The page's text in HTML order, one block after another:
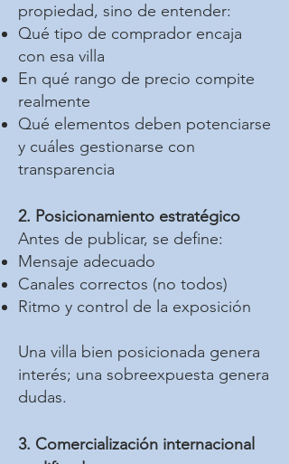
propiedad, sino de entender:
Qué tipo de comprador encaja
con esa villa
En qué rango de precio compite
realmente
Qué elementos deben potenciarse
y cuáles gestionarse con
transparencia
2. Posicionamiento estratégico
Antes de publicar, se define:
Mensaje adecuado
Canales correctos (no todos)
Ritmo y control de la exposición
Una villa bien posicionada genera
interés; una sobreexpuesta genera
dudas.
3. Comercialización internacional